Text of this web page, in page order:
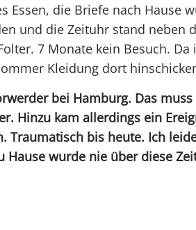
Essen, die Briefe nach
und die Zeituhr stand neben
7 Monate kein Besuch.
Kleidung dort
bei Hamburg. Das
Hinzu kam allerdings ein
Traumatisch bis heute. Ich
wurde nie über diese